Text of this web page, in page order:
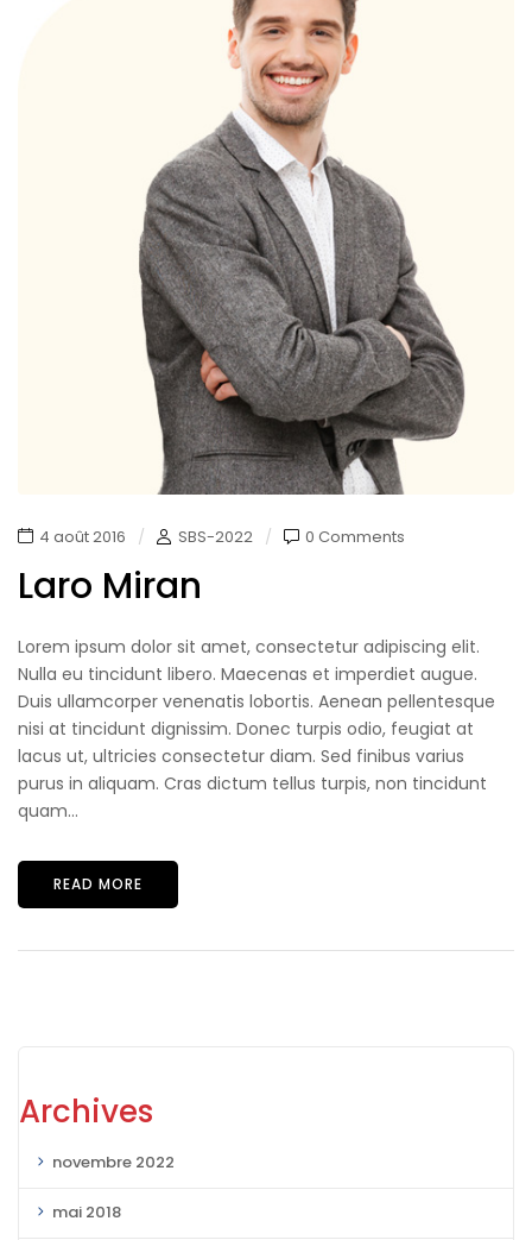
Archives
novembre 2022
mai 2018
4 août 2016 SBS-2022 0 Comments
Laro Miran
Lorem ipsum dolor sit amet, consectetur adipiscing elit.
Nulla eu tincidunt libero. Maecenas et imperdiet augue.
Duis ullamcorper venenatis lobortis. Aenean pellentesque
nisi at tincidunt dignissim. Donec turpis odio, feugiat at
lacus ut, ultricies consectetur diam. Sed finibus varius
purus in aliquam. Cras dictum tellus turpis, non tincidunt
quam...
READ MORE